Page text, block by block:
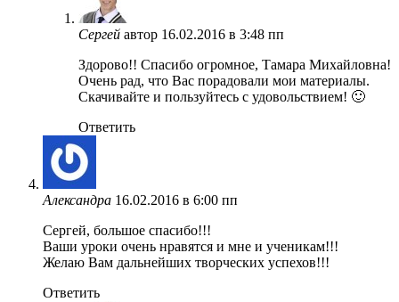
Сергей автор 16.02.2016 в 3:48 пп
Здорово!! Спасибо огромное, Тамара Михайловна!
Очень рад, что Вас порадовали мои материалы.
Скачивайте и пользуйтесь с удовольствием! 🙂
Ответить
Александра 16.02.2016 в 6:00 пп
Сергей, большое спасибо!!!
Ваши уроки очень нравятся и мне и ученикам!!!
Желаю Вам дальнейших творческих успехов!!!
Ответить